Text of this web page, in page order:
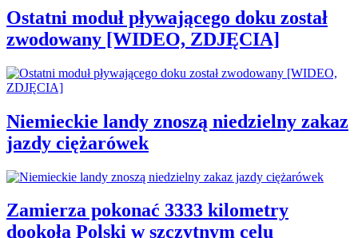
Ostatni moduł pływającego doku został
zwodowany [WIDEO, ZDJĘCIA]
Niemieckie landy znoszą niedzielny zakaz
jazdy ciężarówek
Zamierza pokonać 3333 kilometry
dookoła Polski w szczytnym celu